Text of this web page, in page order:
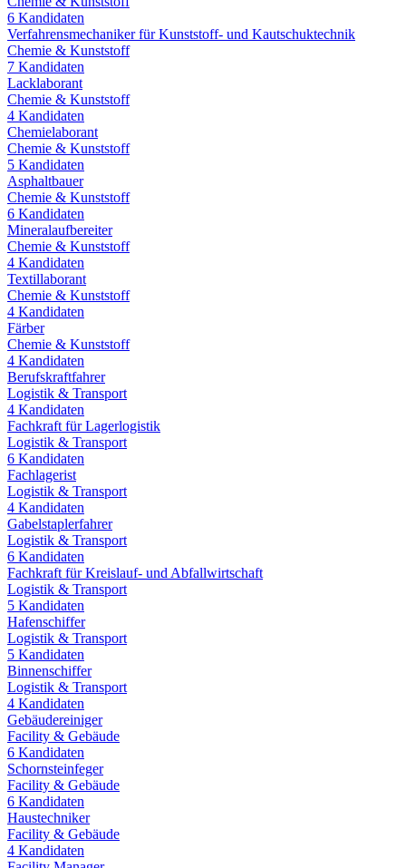
6 Kandidaten
Verfahrensmechaniker für Kunststoff- und Kautschuktechnik
Chemie & Kunststoff
7 Kandidaten
Lacklaborant
Chemie & Kunststoff
4 Kandidaten
Chemielaborant
Chemie & Kunststoff
5 Kandidaten
Asphaltbauer
Chemie & Kunststoff
6 Kandidaten
Mineralaufbereiter
Chemie & Kunststoff
4 Kandidaten
Textillaborant
Chemie & Kunststoff
4 Kandidaten
Färber
Chemie & Kunststoff
4 Kandidaten
Berufskraftfahrer
Logistik & Transport
4 Kandidaten
Fachkraft für Lagerlogistik
Logistik & Transport
6 Kandidaten
Fachlagerist
Logistik & Transport
4 Kandidaten
Gabelstaplerfahrer
Logistik & Transport
6 Kandidaten
Fachkraft für Kreislauf- und Abfallwirtschaft
Logistik & Transport
5 Kandidaten
Hafenschiffer
Logistik & Transport
5 Kandidaten
Binnenschiffer
Logistik & Transport
4 Kandidaten
Gebäudereiniger
Facility & Gebäude
6 Kandidaten
Schornsteinfeger
Facility & Gebäude
6 Kandidaten
Haustechniker
Facility & Gebäude
4 Kandidaten